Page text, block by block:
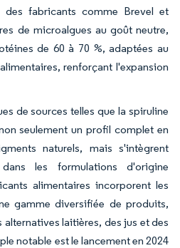
des fabricants comme Brevel et
de microalgues au goût neutre,
de 60 à 70 %, adaptées au
renforçant l'expansion
de sources telles que la spiruline
seulement un profil complet en
naturels, mais s'intègrent
les formulations d'origine
alimentaires incorporent les
gamme diversifiée de produits,
laitières, des jus et des
notable est le lancement en 2024